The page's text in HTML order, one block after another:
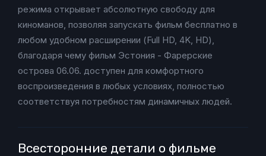
режима открывает абсолютную свободу для
киноманов, позволяя запускать фильм бесплатно в
любом удобном расширении (Full HD, 4K, HD),
благодаря чему фильм Эстония - Фарерские
острова 06.06. доступен для комфортного
воспроизведения в любых условиях, полностью
соответствуя потребностям динамичных людей.
Всесторонние детали о фильме